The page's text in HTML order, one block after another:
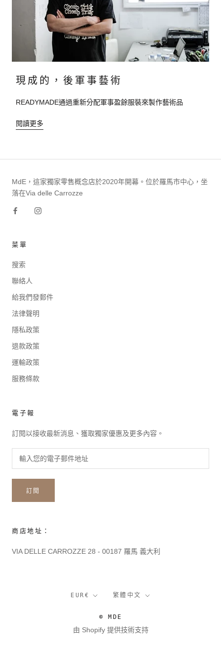
現成的，後軍事藝術
READYMADE通過重新分配軍事盈餘服裝來製作藝術品
閱讀更多
MdE，這家獨家零售概念店於2020年開幕。位於羅馬市中心，坐
落在Via delle Carrozze
菜單
搜索
聯絡人
給我們發郵件
法律聲明
隱私政策
退款政策
運輸政策
服務條款
電子報
訂閱以接收最新消息、獲取獨家優惠及更多內容。
訂閱
商店地址：
VIA DELLE CARROZZE 28 - 00187 羅馬 義大利
貨
EUR€
語
繁體中文
© MDE
由 Shopify 提供技術支持